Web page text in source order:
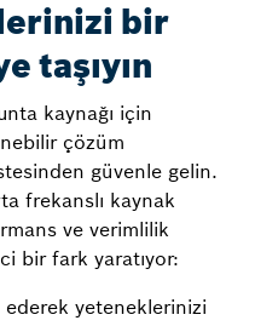
bir
taşıyın
kaynağı için
çözüm
güvenle gelin.
frekanslı kaynak
ve verimlilik
bir fark yaratıyor:
yeteneklerinizi